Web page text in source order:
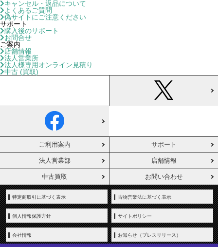
キャンセル・返品について
よくあるご質問
偽サイトにご注意ください
サポート
購入後のサポート
お問合せ
ご案内
店舗情報
法人営業所
法人様専用オンライン見積り
中古 (買取)
ご利用案内 サポート
法人営業部 店舗情報
中古買取 お問い合わせ
特定商取引に基づく表示 古物営業法に基づく表示
個人情報保護方針 サイトポリシー
会社情報 お知らせ（プレスリリース）